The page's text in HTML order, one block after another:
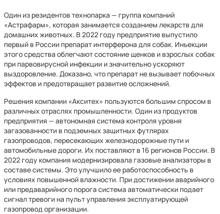
Один из резидентов технопарка — группа компаний
«Астрафарм», которая занимается созданием лекарств для
домашних животных. В 2022 году предприятие выпустило
первый в России препарат интерферона для собак. Инъекции
этого средства облегчают состояние щенков и взрослых собак
при парвовирусной инфекции и значительно ускоряют
выздоровление. Доказано, что препарат не вызывает побочных
эффектов и предотвращает развитие осложнений.
Решения компании «Акситех» пользуются большим спросом в
различных отраслях промышленности. Один из продуктов
предприятия — автономная система контроля уровня
загазованности в подземных защитных футлярах
газопроводов, пересекающих железнодорожные пути и
автомобильные дороги. Их поставляют в 16 регионов России. В
2022 году компания модернизировала газовые анализаторы в
составе системы. Это улучшило ее работоспособность в
условиях повышенной влажности. При достижении аварийного
или предаварийного порога система автоматически подает
сигнал тревоги на пульт управления эксплуатирующей
газопровод организации.